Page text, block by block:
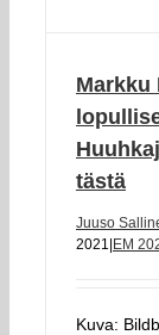
Markku
tästä
Juuso
2021 EM
Kuva: